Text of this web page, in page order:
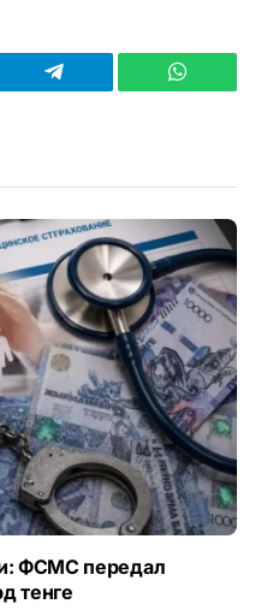
Telegram
ФСМС передал
тенге